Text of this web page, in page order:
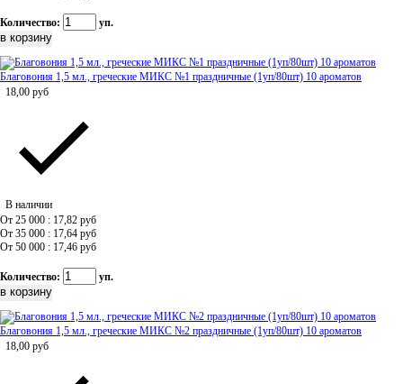
Количество: уп.
Благовония 1,5 мл., греческие МИКС №1 праздничные (1уп/80шт) 10 ароматов
18,00 руб
В наличии
От 25 000 : 17,82 руб
От 35 000 : 17,64 руб
От 50 000 : 17,46 руб
Количество: уп.
Благовония 1,5 мл., греческие МИКС №2 праздничные (1уп/80шт) 10 ароматов
18,00 руб